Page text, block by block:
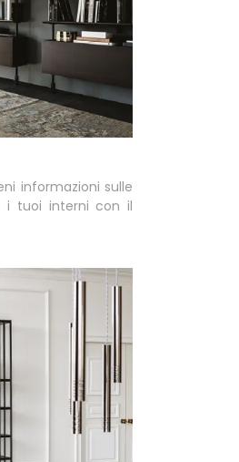
informazioni sulle
i tuoi interni con il